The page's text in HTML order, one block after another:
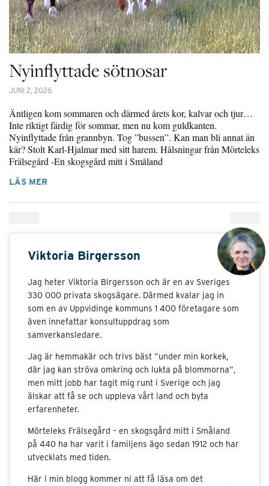
Nyinflyttade sötnosar
JUNI 2, 2026
Äntligen kom sommaren och därmed årets kor, kalvar och tjur…
Inte riktigt färdig för sommar, men nu kom guldkanten.
Nyinflyttade från grannbyn. Tog ”bussen”. Kan man bli annat än
kär? Stolt Karl-Hjalmar med sitt harem. Hälsningar från Mörteleks
Frälsegård -En skogsgård mitt i Småland
LÄS MER
Viktoria Birgersson
Jag heter Viktoria Birgersson och är en av Sveriges
330 000 privata skogsägare. Därmed kvalar jag in
som en av Uppvidinge kommuns 1 400 företagare som
även innefattar konsultuppdrag som
samverkansledare.
Jag är hemmakär och trivs bäst ”under min korkek,
där jag kan ströva omkring och lukta på blommorna”,
men mitt jobb har tagit mig runt i Sverige och jag
älskar att få se och uppleva vårt land och byta
erfarenheter.
Mörteleks Frälsegård – en skogsgård mitt i Småland
på 440 ha har varit i familjens ägo sedan 1912 och har
utvecklats med tiden.
Här i min blogg kommer ni att få läsa om det